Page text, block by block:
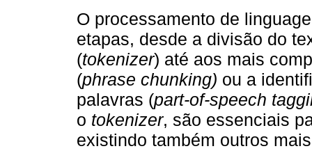
O processamento de
etapas, desde a divisão do
(tokenizer) até aos mais
(phrase chunking) ou a
palavras (part-of-speech
o tokenizer, são essenciais
existindo também outros